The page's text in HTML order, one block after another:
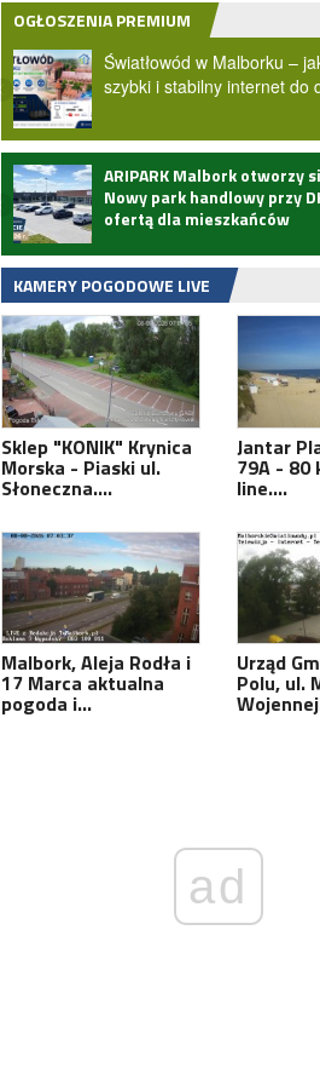
OGŁOSZENIA PREMIUM
Światłowód w Malborku –
szybki i stabilny internet do
ARIPARK Malbork otworzy
Nowy park handlowy przy
ofertą dla mieszkańców
KAMERY POGODOWE LIVE
Sklep "KONIK" Krynica
Morska - Piaski ul.
Słoneczna.…
Jantar
79A - 80
line.…
Malbork, Aleja Rodła i
17 Marca aktualna
pogoda i…
Urząd
Polu, ul.
ad